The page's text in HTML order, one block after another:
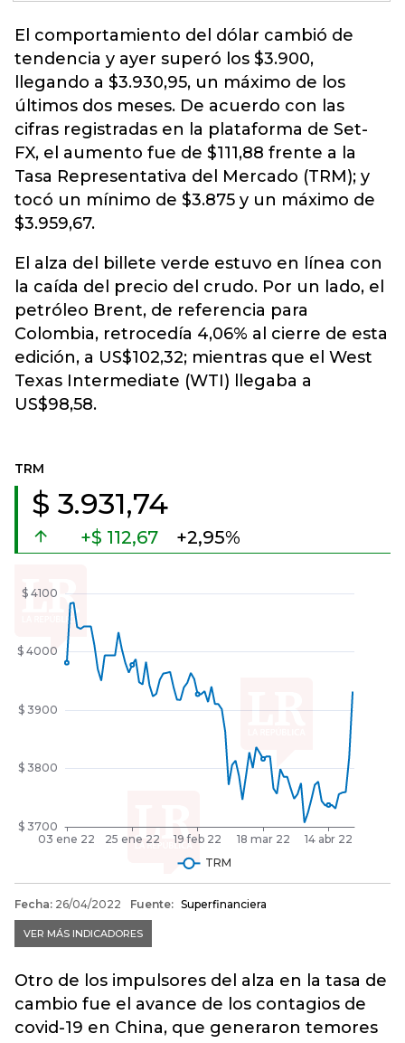
El comportamiento del dólar cambió de
tendencia y ayer superó los $3.900,
llegando a $3.930,95, un máximo de los
últimos dos meses. De acuerdo con las
cifras registradas en la plataforma de Set-
FX, el aumento fue de $111,88 frente a la
Tasa Representativa del Mercado (TRM); y
tocó un mínimo de $3.875 y un máximo de
$3.959,67.
El alza del billete verde estuvo en línea con
la caída del precio del crudo. Por un lado, el
petróleo Brent, de referencia para
Colombia, retrocedía 4,06% al cierre de esta
edición, a US$102,32; mientras que el West
Texas Intermediate (WTI) llegaba a
US$98,58.
Otro de los impulsores del alza en la tasa de
cambio fue el avance de los contagios de
covid-19 en China, que generaron temores